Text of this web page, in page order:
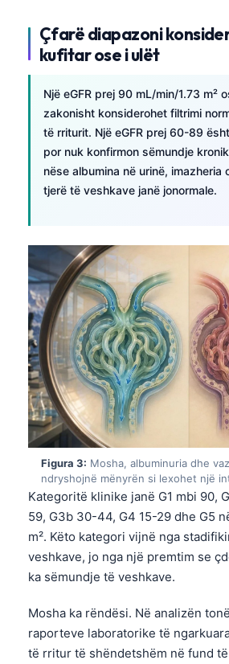
Çfarë diapazoni
kufitar ose i ulët
Një eGFR prej 90 mL/min/1.73 m²
zakonisht konsiderohet filtrimi
të rriturit. Një eGFR prej 60-89
por nuk konfirmon sëmundje
nëse albumina në urinë, imazheria
tjerë të veshkave janë jonormale.
Figura 3: Mosha, albuminuria dhe
ndryshojnë mënyrën si lexohet një
Kategoritë klinike janë G1 mbi 90,
59, G3b 30-44, G4 15-29 dhe G5
m². Këto kategori vijnë nga
veshkave, jo nga një premtim se
ka sëmundje të veshkave.
Mosha ka rëndësi. Në analizën
raporteve laboratorike të
të rritur të shëndetshëm në fund